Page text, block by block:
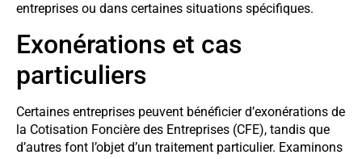
entreprises ou dans certaines situations spécifiques.
Exonérations et cas
particuliers
Certaines entreprises peuvent bénéficier d’exonérations de
la Cotisation Foncière des Entreprises (CFE), tandis que
d’autres font l’objet d’un traitement particulier. Examinons